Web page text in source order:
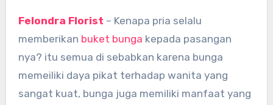
Felondra Florist – Kenapa pria selalu
memberikan buket bunga kepada pasangan
nya? itu semua di sebabkan karena bunga
memeiliki daya pikat terhadap wanita yang
sangat kuat, bunga juga memiliki manfaat yang